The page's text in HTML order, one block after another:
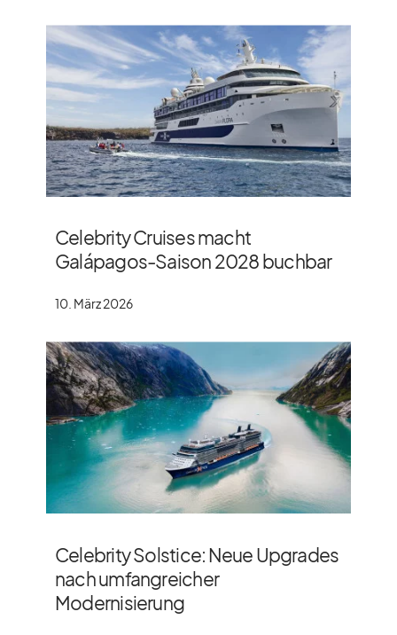
Celebrity Cruises macht
Galápagos-Saison 2028 buchbar
10. März 2026
Celebrity Solstice: Neue Upgrades
nach umfangreicher
Modernisierung